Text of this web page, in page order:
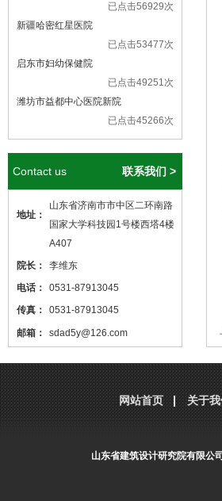
已点击56929次
新疆哈密红星医院
已点击53477次
启东市妇幼保健院
已点击49251次
潍坊市益都中心医院新院
已点击45266次
Contact us 联系我们 >
地址：
山东省济南市市中区二环南路
国家大学科技园1号楼西塔4楼
A407
院长：
李维东
电话：
0531-87913045
传真：
0531-87913045
邮箱：
sdad5y@126.com
设计 ，本站网址
http://www.sdjzsj5y.com
，转载请标明出处！
网站首页 关于
山东省建筑设计研究院有限公司